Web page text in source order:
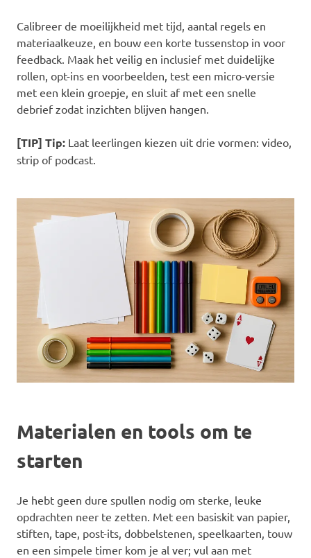
Calibreer de moeilijkheid met tijd, aantal regels en
materiaalkeuze, en bouw een korte tussenstop in voor
feedback. Maak het veilig en inclusief met duidelijke
rollen, opt-ins en voorbeelden, test een micro-versie
met een klein groepje, en sluit af met een snelle
debrief zodat inzichten blijven hangen.
[TIP] Tip: Laat leerlingen kiezen uit drie vormen: video,
strip of podcast.
Materialen en tools om te
starten
Je hebt geen dure spullen nodig om sterke, leuke
opdrachten neer te zetten. Met een basiskit van papier,
stiften, tape, post-its, dobbelstenen, speelkaarten, touw
en een simpele timer kom je al ver; vul aan met